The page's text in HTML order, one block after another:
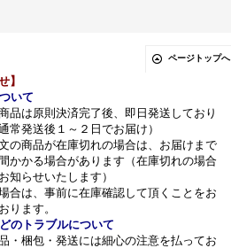
ページトップへ
】
いて
品は原則決済完了後、即日発送しており
常発送後１～２日でお届け）
の商品が在庫切れの場合は、お届けまで
かかる場合があります（在庫切れの場合
知らせいたします）
合は、事前に在庫確認して頂くことをお
ります。
のトラブルについて
・梱包・発送には細心の注意を払ってお